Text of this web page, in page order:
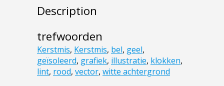
Description
trefwoorden
Kerstmis, Kerstmis, bel, geel,
geïsoleerd, grafiek, illustratie, klokken,
lint, rood, vector, witte achtergrond